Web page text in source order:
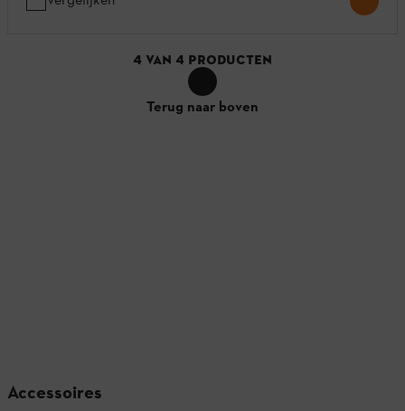
4 VAN 4 PRODUCTEN
Terug naar boven
Accessoires